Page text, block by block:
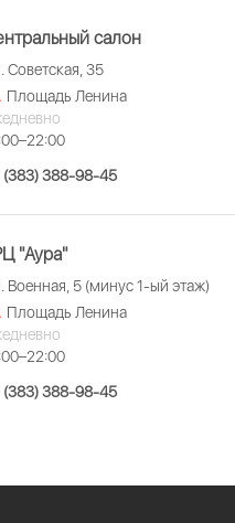
салон
Советская, 35
Площадь Ленина
(383) 388-98-45
"Аура"
Военная, 5 (минус 1-ый этаж)
Площадь Ленина
(383) 388-98-45